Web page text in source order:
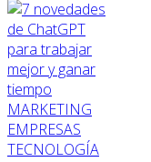
MARKETING
EMPRESAS
TECNOLOGÍA